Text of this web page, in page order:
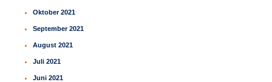
Oktober 2021
September 2021
August 2021
Juli 2021
Juni 2021